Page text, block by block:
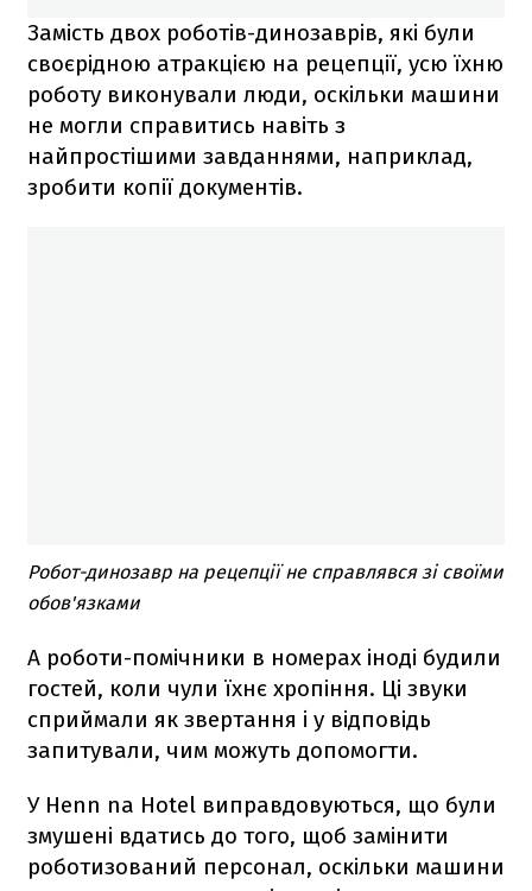
Замість двох роботів-динозаврів, які були
своєрідною атракцією на рецепції, усю їхню
роботу виконували люди, оскільки машини
не могли справитись навіть з
найпростішими завданнями, наприклад,
зробити копії документів.
Робот-динозавр на рецепції не справлявся зі своїми
обов'язками
А роботи-помічники в номерах іноді будили
гостей, коли чули їхнє хропіння. Ці звуки
сприймали як звертання і у відповідь
запитували, чим можуть допомогти.
У Henn na Hotel виправдовуються, що були
змушені вдатись до того, щоб замінити
роботизований персонал, оскільки машини